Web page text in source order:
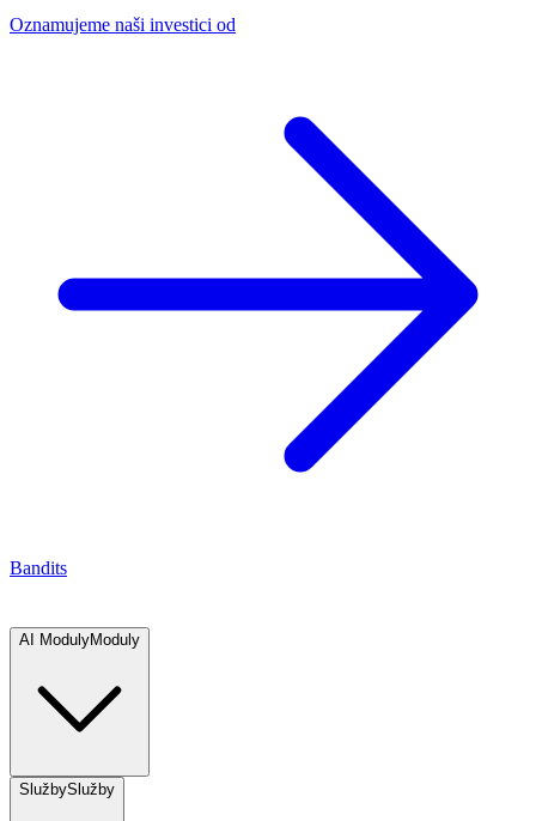
Oznamujeme naši investici od
Bandits
AI ModulyModuly
SlužbySlužby